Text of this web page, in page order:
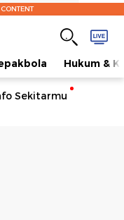
Hukum &
Sekitarmu